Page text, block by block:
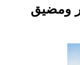
ومضيق